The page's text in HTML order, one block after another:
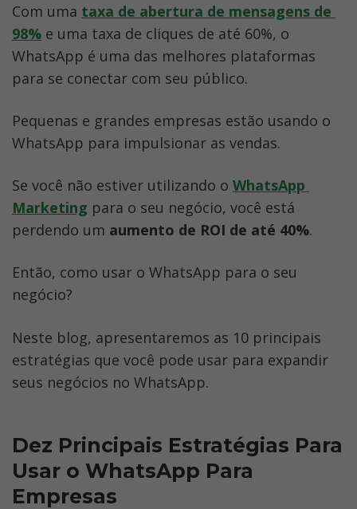
9. Execute Campanhas de Lançamento de
Produtos
Como implementar essas estratégias de
negócios do WhatsApp?
Perguntas Frequentes
Conclusão
Recursos úteis
Com uma taxa de abertura de mensagens de
98% e uma taxa de cliques de até 60%, o
WhatsApp é uma das melhores plataformas
para se conectar com seu público.
Pequenas e grandes empresas estão usando o
WhatsApp para impulsionar as vendas.
Se você não estiver utilizando o WhatsApp
Marketing para o seu negócio, você está
perdendo um aumento de ROI de até 40%.
Então, como usar o WhatsApp para o seu
negócio?
Neste blog, apresentaremos as 10 principais
estratégias que você pode usar para expandir
seus negócios no WhatsApp.
Dez Principais Estratégias Para
Usar o WhatsApp Para
Empresas